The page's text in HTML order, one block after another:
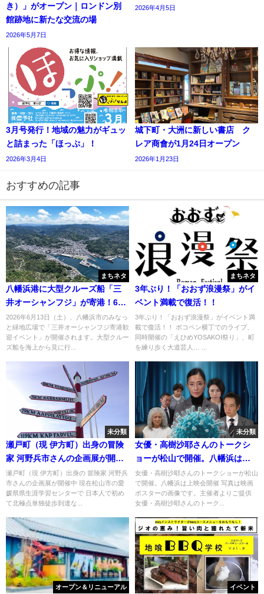
き）」がオープン｜ロンドン別
館跡地に新たな交流の場
2026年5月7日
2026年4月5日
3月号発行！地域の魅力がギュッ
と詰まった「ほっぷ」！
2026年3月4日
城下町・大洲に新しい書店 ク
レア商會が1月24日オープン
2026年1月23日
おすすめの記事
まちネタ
八幡浜港に大型クルーズ船「三
井オーシャンフジ」が寄港！6月
13日はみなっと緑地広場へ
2026年6月13日（土）、八幡浜市のみなっ
と緑地広場で「三井オーシャンフジ寄港歓
迎イベント」が開催されます。大型クルー
ズ船を海上から見に行...
まちネタ
3年ぶり！「おおず浪漫祭」がイ
ベント満載で復活！！
3年ぶり！「おおず浪漫祭」がイベント満
載で復活！！ ポコペン横丁でのライブ、
同時開催の「えひめYOSAKOI祭り」、町
を練り歩く大道芸人… ...
未分類
瀬戸町（現 伊方町）出身の冒険
家 河野兵市さんの企画展が開催
中
瀬戸町（現 伊方町）出身の 冒険家 河野兵
市さんの企画展が開催中 現在松山市の愛
媛県県生涯学習センターで 日本人で初め
て北極点単独徒歩到達な...
未分類
女優・高樹沙耶さんのトークシ
ョーが松山で開催。八幡浜は上
映会開催
女優・高樹沙耶さんのトークショーが松山
で開催。八幡浜は上映会開催 写真は映画
ポスターの画像です。主催者よりご提供
女優・高樹沙耶さんのトーク...
オープン＆リニューアル イベント